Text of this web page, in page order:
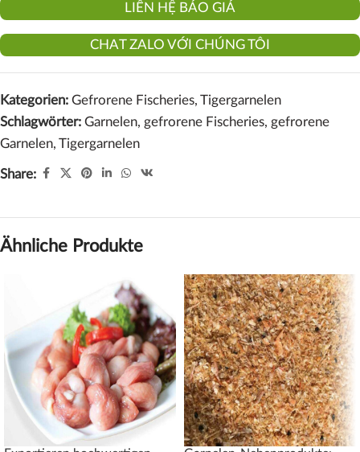
LIÊN HỆ BÁO GIÁ
CHAT ZALO VỚI CHÚNG TÔI
Kategorien: Gefrorene Fischeries, Tigergarnelen
Schlagwörter: Garnelen, gefrorene Fischeries, gefrorene
Garnelen, Tigergarnelen
Share:
Ähnliche Produkte